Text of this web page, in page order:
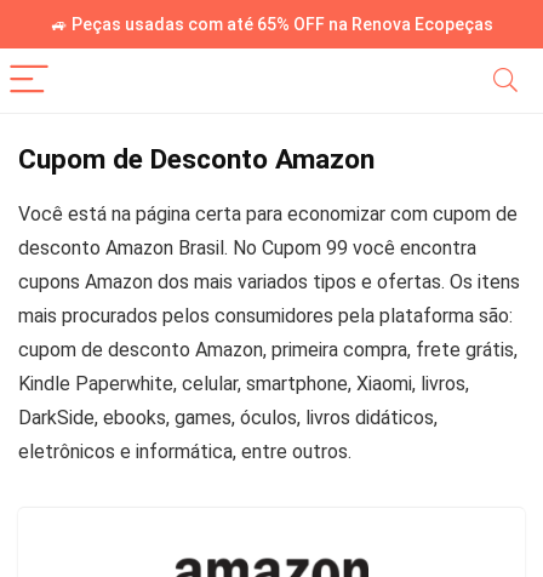
🚙 Peças usadas com até 65% OFF na Renova Ecopeças
Cupom de Desconto Amazon
Você está na página certa para economizar com cupom de
desconto Amazon Brasil. No Cupom 99 você encontra
cupons Amazon dos mais variados tipos e ofertas. Os itens
mais procurados pelos consumidores pela plataforma são:
cupom de desconto Amazon, primeira compra, frete grátis,
Kindle Paperwhite, celular, smartphone, Xiaomi, livros,
DarkSide, ebooks, games, óculos, livros didáticos,
eletrônicos e informática, entre outros.